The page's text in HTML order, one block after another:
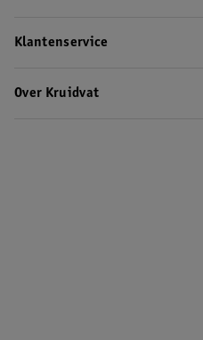
Klantenservice
Over Kruidvat